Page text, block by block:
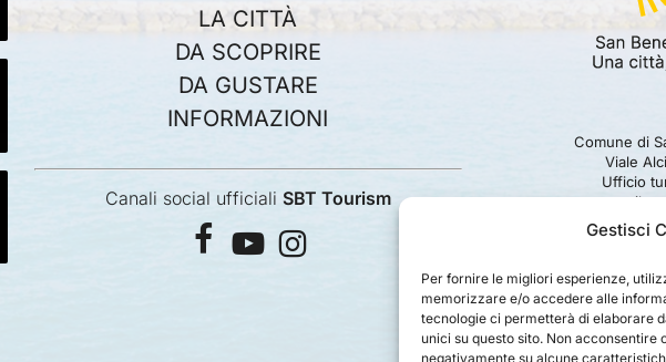
Gestisci
Per fornire le migliori esperienze,
memorizzare e/o accedere alle
tecnologie ci permetterà di elaborare
unici su questo sito. Non
negativamente su alcune
LA CITTÀ
DA SCOPRIRE
DA GUSTARE
INFORMAZIONI
Canali social ufficiali SBT Tourism
facebook
youtubeinstagram
Comune di
Viale
Ufficio
e-mail:
P.Iva/